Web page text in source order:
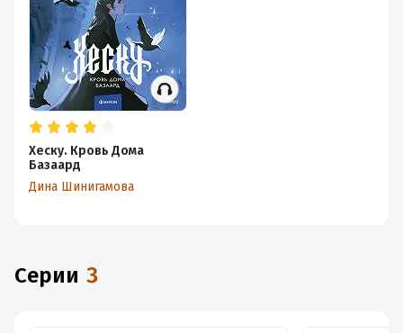
Хеску. Кровь Дома
Базаард
Дина Шинигамова
Серии 3